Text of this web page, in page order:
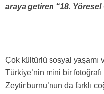
araya getiren “18.
Çok kültürlü sosyal yaşamı
Türkiye’nin mini bir
Zeytinburnu’nun da farklı